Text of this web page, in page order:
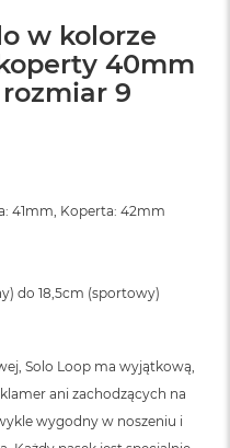
w kolorze
40mm
9
41mm, Koperta: 42mm
do 18,5cm (sportowy)
Solo Loop ma wyjątkową,
ani zachodzących na
wygodny w noszeniu i